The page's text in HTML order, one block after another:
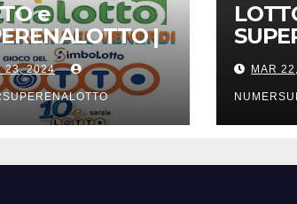
e
|
estrazioni di
22 marzo
23, 2024
2024
MAR